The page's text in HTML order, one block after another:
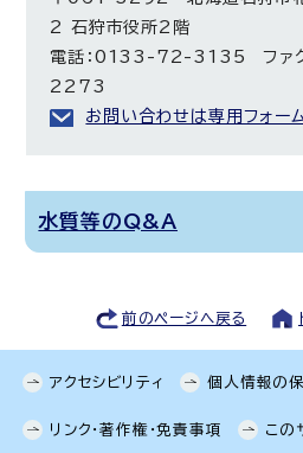
2 石狩市役所2階
電話：0133-72-3135 ファ
2273
お問い合わせは専用フォー
水質等のQ&A
前のページへ戻る
アクセシビリティ 個人情報の
リンク・著作権・免責事項 この